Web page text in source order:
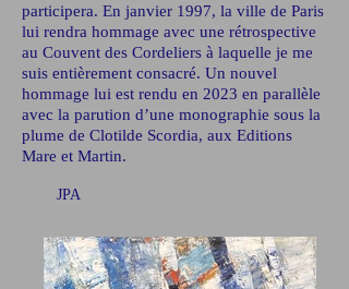
participera. En janvier 1997, la ville de Paris
lui rendra hommage avec une rétrospective
au Couvent des Cordeliers à laquelle je me
suis entièrement consacré. Un nouvel
hommage lui est rendu en 2023 en parallèle
avec la parution d’une monographie sous la
plume de Clotilde Scordia, aux Editions
Mare et Martin.
JPA